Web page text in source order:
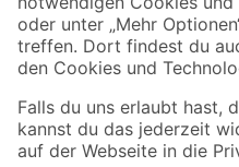
Alle Preisangaben in EUR inkl. gesetzl.
Umständen nicht in allen Märkten verfügbar.